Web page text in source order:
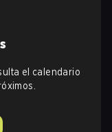
el calendario